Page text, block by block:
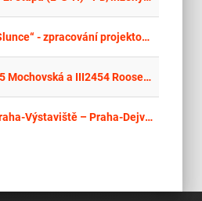
Kulturní dům Nové Slunce“ - zpracování projektové dokumentace
Propojení silnic II245 Mochovská a III2454 Rooseveltova – Obchvat Čelákovic III. Etapa - PD
Modernizace trati Praha-Výstaviště – Praha-Dejvice – I. Etapa – Tunel